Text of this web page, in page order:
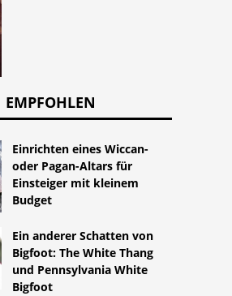
EMPFOHLEN
Einrichten eines Wiccan-
oder Pagan-Altars für
Einsteiger mit kleinem
Budget
Ein anderer Schatten von
Bigfoot: The White Thang
und Pennsylvania White
Bigfoot